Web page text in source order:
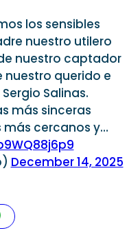
los sensibles
nuestro utilero
nuestro captador
nuestro querido e
Salinas.
más sinceras
cercanos y…
December 14, 2025